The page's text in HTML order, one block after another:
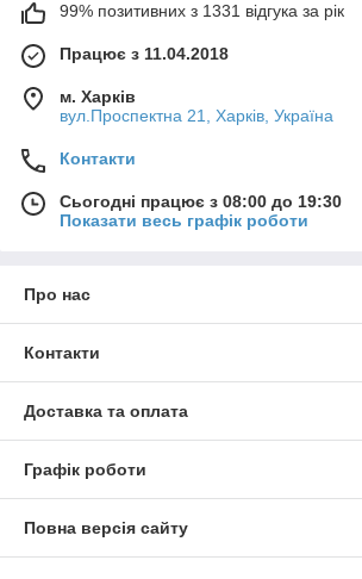
99% позитивних з 1331 відгука за рік
Працює з 11.04.2018
м. Харків
вул.Проспектна 21, Харків, Україна
Контакти
Сьогодні працює з 08:00 до 19:30
Показати весь графік роботи
Про нас
Контакти
Доставка та оплата
Графік роботи
Повна версія сайту